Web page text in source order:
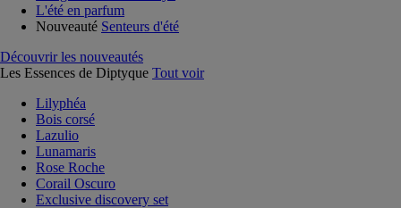
L'été en parfum
Nouveauté Senteurs d'été
Découvrir les nouveautés
Les Essences de Diptyque Tout voir
Lilyphéa
Bois corsé
Lazulio
Lunamaris
Rose Roche
Corail Oscuro
Exclusive discovery set